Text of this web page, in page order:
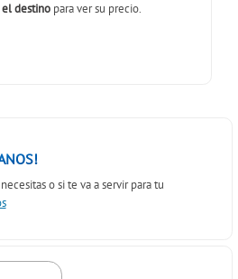
el destino para ver su precio.
o si te va a servir para tu